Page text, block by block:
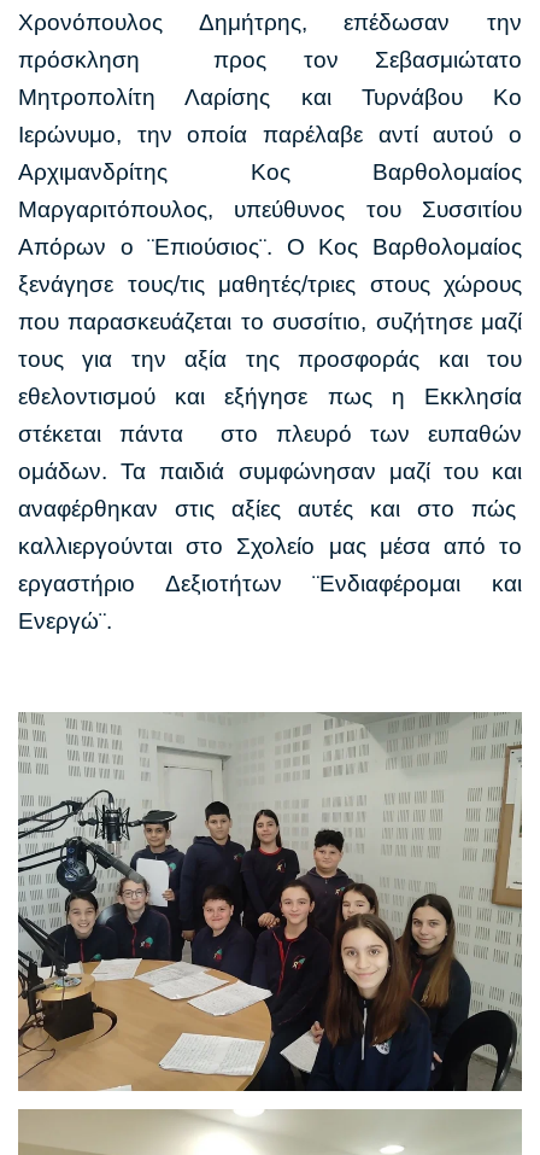
Χρονόπουλος Δημήτρης, επέδωσαν την
πρόσκληση προς τον Σεβασμιώτατο
Μητροπολίτη Λαρίσης και Τυρνάβου Κο
Ιερώνυμο, την οποία παρέλαβε αντί αυτού ο
Αρχιμανδρίτης Κος Βαρθολομαίος
Μαργαριτόπουλος, υπεύθυνος του Συσσιτίου
Απόρων ο ¨Επιούσιος¨. Ο Κος Βαρθολομαίος
ξενάγησε τους/τις μαθητές/τριες στους χώρους
που παρασκευάζεται το συσσίτιο, συζήτησε μαζί
τους για την αξία της προσφοράς και του
εθελοντισμού και εξήγησε πως η Εκκλησία
στέκεται πάντα στο πλευρό των ευπαθών
ομάδων. Τα παιδιά συμφώνησαν μαζί του και
αναφέρθηκαν στις αξίες αυτές και στο πώς
καλλιεργούνται στο Σχολείο μας μέσα από το
εργαστήριο Δεξιοτήτων ¨Ενδιαφέρομαι και
Ενεργώ¨.